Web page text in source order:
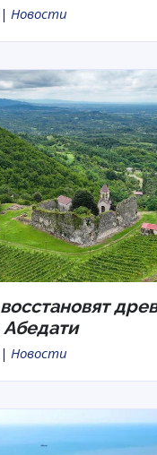
Новости
Абедати
Новости